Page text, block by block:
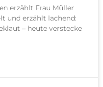
erzählt Frau Müller
und erzählt lachend:
– heute verstecke